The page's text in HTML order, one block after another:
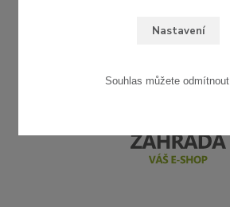
Nastavení
Souhlas můžete odmítnout